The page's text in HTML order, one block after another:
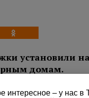
установили
домам.
интересное – у нас в